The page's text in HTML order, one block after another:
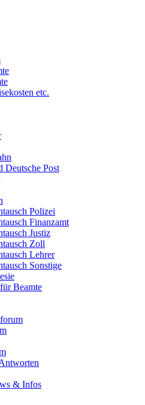
etc.
Deutsche Post
Polizei
Finanzamt
Justiz
Zoll
Lehrer
Sonstige
Beamte
& Infos